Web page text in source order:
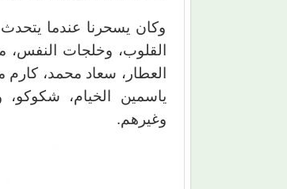
وكان يسحرنا عندما
القلوب، وخلجات النفس،
العطار، سعاد محمد،
ياسمين الخيام، شكوكو،
وغيرهم.